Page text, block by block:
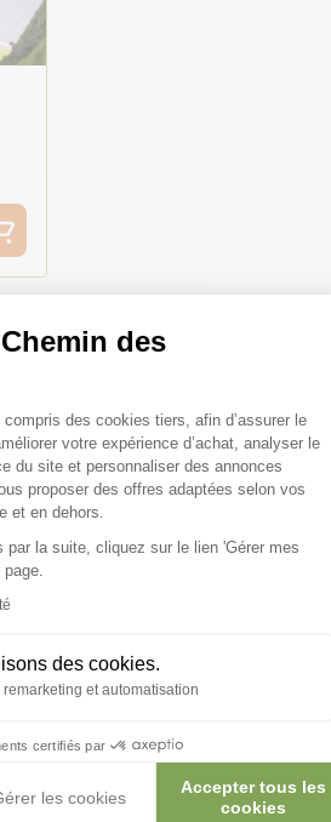
des
du
des cookies tiers, afin d’assurer le
votre expérience d’achat, analyser le
du site et personnaliser des annonces
proposer des offres adaptées selon vos
et en dehors.
par la suite, cliquez sur le lien 'Gérer mes
des cookies.
et automatisation
certifiés par
les cookies
Accepter tous les
cookies
consent
de se
:)
conseils et astuces
vous